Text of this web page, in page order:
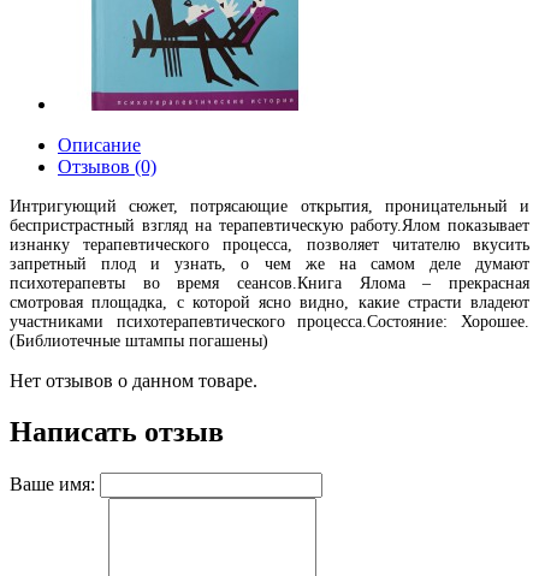
Описание
Отзывов (0)
Интригующий сюжет, потрясающие открытия, проницательный и
беспристрастный взгляд на терапевтическую работу.Ялом показывает
изнанку терапевтического процесса, позволяет читателю вкусить
запретный плод и узнать, о чем же на самом деле думают
психотерапевты во время сеансов.Книга Ялома – прекрасная
смотровая площадка, с которой ясно видно, какие страсти владеют
участниками психотерапевтического процесса.Состояние: Хорошее.
(Библиотечные штампы погашены)
Нет отзывов о данном товаре.
Написать отзыв
Ваше имя: